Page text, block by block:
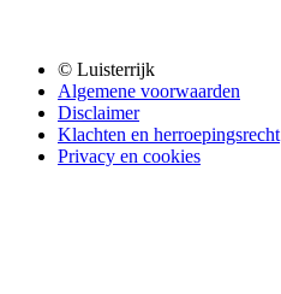
© Luisterrijk
Algemene voorwaarden
Disclaimer
Klachten en herroepingsrecht
Privacy en cookies